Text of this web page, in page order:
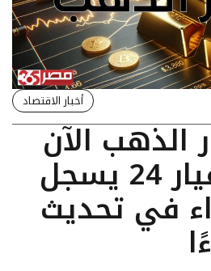
أخبار الاقتصاد
الذهب الآن
في مصر: عيار 24 يسجل
في تحديث